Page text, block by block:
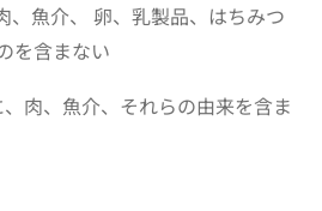
、魚介、 卵、乳製品、はちみつ
を含まない
肉、魚介、それらの由来を含ま